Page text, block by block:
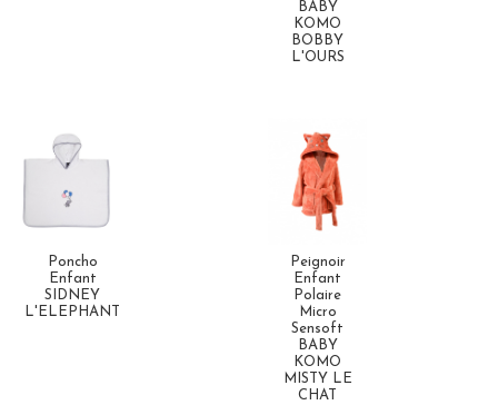
BABY
KOMO
BOBBY
L'OURS
Poncho
Enfant
SIDNEY
L'ELEPHANT
Peignoir
Enfant
Polaire
Micro
Sensoft
BABY
KOMO
MISTY LE
CHAT